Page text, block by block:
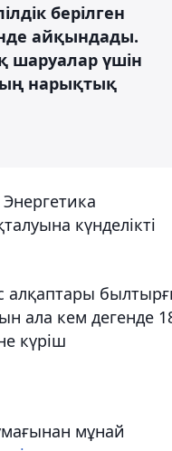
берілген
айқындады.
шаруалар үшін
нарықтық
күнделікті
алқаптары
ала кем дегенде
күріш
мұнай